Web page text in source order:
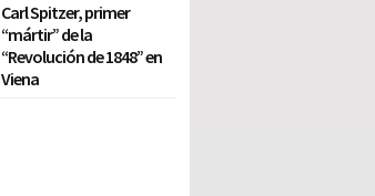
Carl Spitzer, primer
“mártir” de la
“Revolución de 1848” en
Viena